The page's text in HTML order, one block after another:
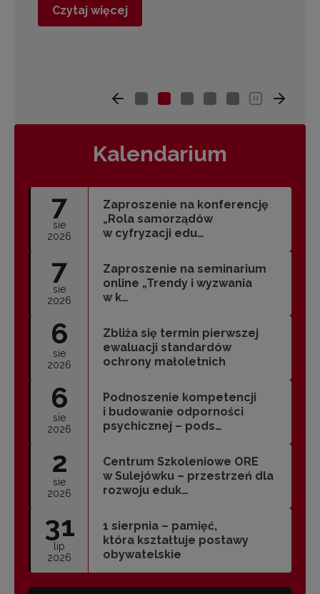
Czytaj więcej
Kalendarium
7
sie
2026
Zaproszenie na konferencję
„Rola samorządów
w cyfryzacji edu…
7
sie
2026
Zaproszenie na seminarium
online „Trendy i wyzwania
w k…
6
sie
2026
Zbliża się termin pierwszej
ewaluacji standardów
ochrony małoletnich
6
sie
2026
Podnoszenie kompetencji
i budowanie odporności
psychicznej – pods…
2
sie
2026
Centrum Szkoleniowe ORE
w Sulejówku – przestrzeń dla
rozwoju eduk…
31
lip
2026
1 sierpnia – pamięć,
która kształtuje postawy
obywatelskie